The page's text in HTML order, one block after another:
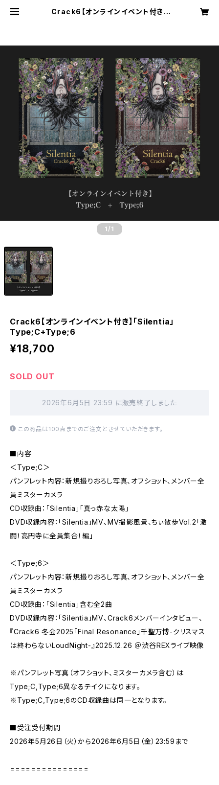
Crack6【オンラインイベント付き】
1 /1
Crack6【オンラインイベント付き】「Silentia」
Type;C+Type;6
¥18,700
SOLD OUT
2026年6月5日 23:59 に販売終了しました
この商品は100点までのご注文とさせていただきます。
■内容
＜Type;C＞
パンフレット内容：新規撮りおろし写真、オフショット、メンバー全
員ミスターカメラ
CD収録曲：「Silentia」「真っ赤な太陽」
DVD収録内容：「Silentia」MV、MV撮影風景、ちぃ散歩Vol.2「激
闘！高円寺に全員集合！編」
＜Type;6＞
パンフレット内容：新規撮りおろし写真、オフショット、メンバー全
員ミスターカメラ
CD収録曲：「Silentia」含む全2曲
DVD収録内容：「Silentia」MV、Crack6メンバーインタビュー、
『Crack6 冬会2025「Final Resonance」千聖万博-クリスマス
は終わらないLoudNight-』2025.12.26 ＠渋谷REXライブ映像
※パンフレット写真（オフショット、ミスターカメラ含む）は
Type;C,Type;6異なるテイクになります。
※Type;C,Type;6のCD収録曲は同一となります。
■受注受付期間
2026年5月26日（火）から2026年6月5日（金）23:59まで
===============